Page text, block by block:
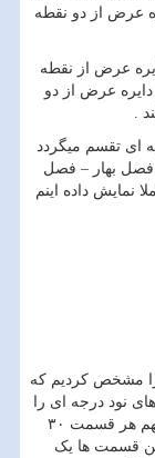
عرض از دو نقطه
عرض از نقطه
دایره عرض از دو
.
ای تقسم میگردد
بهار – فصل
نمایش داده اینم
را مشخص کردیم که
نود درجه ای را
به سه قسمت مساوی تبدیل کنیم به طوری که سهم هر قسمت ۳۰
قسمت ها یک